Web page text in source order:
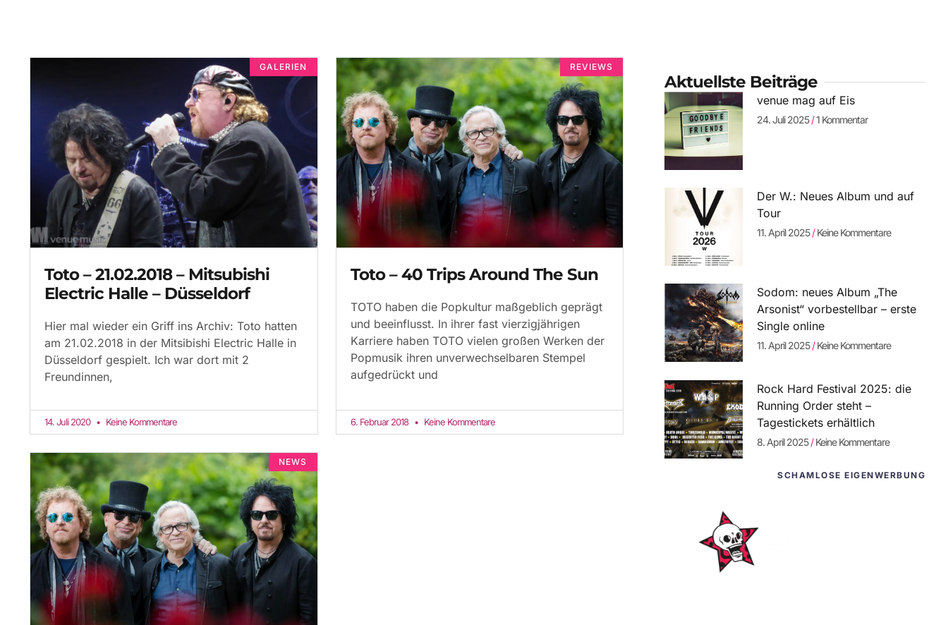
GALERIEN
Toto – 21.02.2018 – Mitsubishi
Electric Halle – Düsseldorf
Hier mal wieder ein Griff ins Archiv: Toto hatten
am 21.02.2018 in der Mitsibishi Electric Halle in
Düsseldorf gespielt. Ich war dort mit 2
Freundinnen,
14. Juli 2020 Keine Kommentare
REVIEWS
Toto – 40 Trips Around The Sun
TOTO haben die Popkultur maßgeblich geprägt
und beeinflusst. In ihrer fast vierzigjährigen
Karriere haben TOTO vielen großen Werken der
Popmusik ihren unverwechselbaren Stempel
aufgedrückt und
6. Februar 2018 Keine Kommentare
NEWS
Aktuellste Beiträge
venue mag auf Eis
24. Juli 2025 1 Kommentar
Der W.: Neues Album und auf
Tour
11. April 2025 Keine Kommentare
Sodom: neues Album „The
Arsonist“ vorbestellbar – erste
Single online
11. April 2025 Keine Kommentare
Rock Hard Festival 2025: die
Running Order steht –
Tagestickets erhältlich
8. April 2025 Keine Kommentare
SCHAMLOSE EIGENWERBUNG